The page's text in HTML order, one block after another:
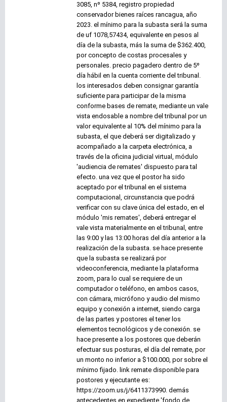
3085, nº 5384, registro propiedad
conservador bienes raíces rancagua, año
2023. el mínimo para la subasta será la suma
de uf 1078,57434, equivalente en pesos al
día de la subasta, más la suma de $362.400,
por concepto de costas procesales y
personales. precio pagadero dentro de 5º
día hábil en la cuenta corriente del tribunal.
los interesados deben consignar garantía
suficiente para participar de la misma
conforme bases de remate, mediante un vale
vista endosable a nombre del tribunal por un
valor equivalente al 10% del mínimo para la
subasta, el que deberá ser digitalizado y
acompañado a la carpeta electrónica, a
través de la oficina judicial virtual, módulo
'audiencia de remates' dispuesto para tal
efecto. una vez que el postor ha sido
aceptado por el tribunal en el sistema
computacional, circunstancia que podrá
verificar con su clave única del estado, en el
módulo 'mis remates', deberá entregar el
vale vista materialmente en el tribunal, entre
las 9:00 y las 13:00 horas del día anterior a la
realización de la subasta. se hace presente
que la subasta se realizará por
videoconferencia, mediante la plataforma
zoom, para lo cual se requiere de un
computador o teléfono, en ambos casos,
con cámara, micrófono y audio del mismo
equipo y conexión a internet, siendo carga
de las partes y postores el tener los
elementos tecnológicos y de conexión. se
hace presente a los postores que deberán
efectuar sus posturas, el día del remate, por
un monto no inferior a $100.000, por sobre el
mínimo fijado. link remate disponible para
postores y ejecutante es:
https://zoom.us/j/6411373990. demás
antecedentes en expediente 'fondo de